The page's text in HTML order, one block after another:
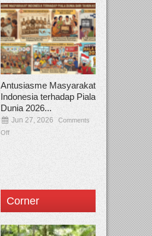
Antusiasme Masyarakat
Indonesia terhadap Piala
Dunia 2026...
Jun 27, 2026
Comments
Off
Corner